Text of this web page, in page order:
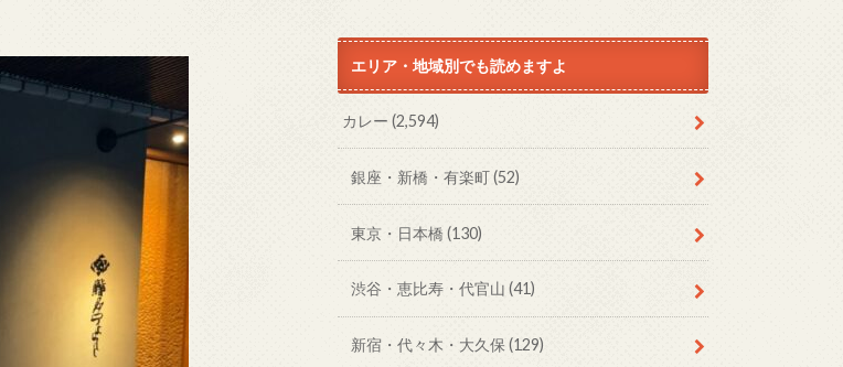
エリア・地域別でも読めますよ
カレー(2,594)
銀座・新橋・有楽町(52)
東京・日本橋 (130)
渋谷・恵比寿・代官山 (41)
新宿・代々木・大久保 (129)